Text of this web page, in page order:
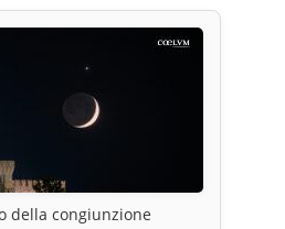
della congiunzione